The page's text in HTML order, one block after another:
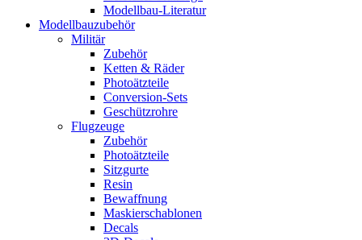
Modellbau-Literatur
Modellbauzubehör
Militär
Zubehör
Ketten & Räder
Photoätzteile
Conversion-Sets
Geschützrohre
Flugzeuge
Zubehör
Photoätzteile
Sitzgurte
Resin
Bewaffnung
Maskierschablonen
Decals